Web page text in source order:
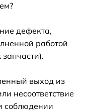
дефекта,
работой
выход из
несоответствие
соблюдении